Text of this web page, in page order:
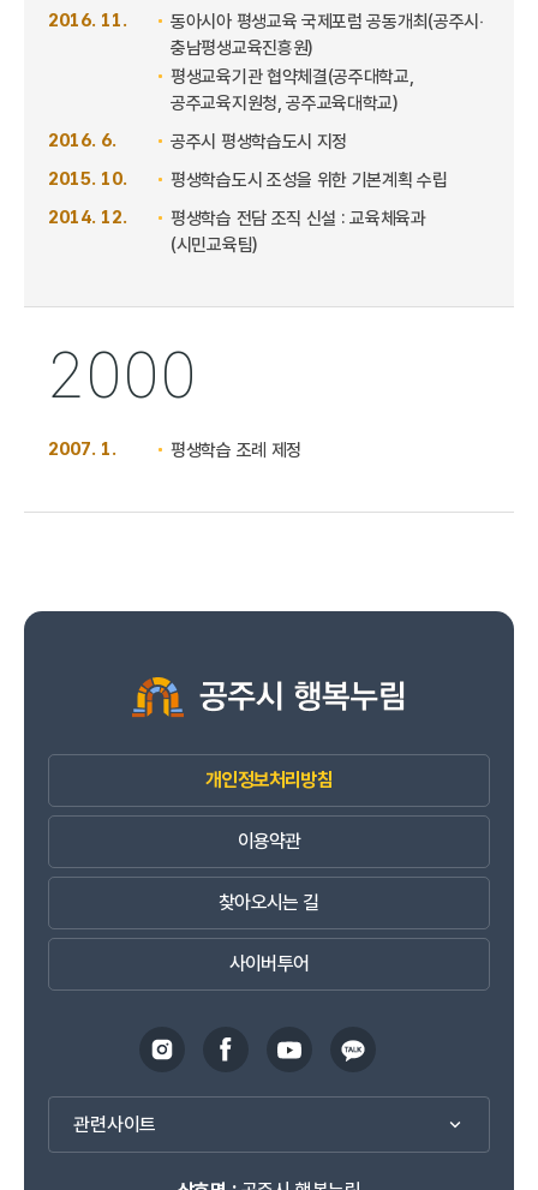
2016. 11.
동아시아 평생교육 국제포럼 공동개최(공주시‧
충남평생교육진흥원)
평생교육기관 협약체결(공주대학교,
공주교육지원청, 공주교육대학교)
2016. 6.
공주시 평생학습도시 지정
2015. 10.
평생학습도시 조성을 위한 기본계획 수립
2014. 12.
평생학습 전담 조직 신설 : 교육체육과
(시민교육팀)
2000
2007. 1. 평생학습 조례 제정
개인정보처리방침
이용약관
찾아오시는 길
사이버투어
관련사이트